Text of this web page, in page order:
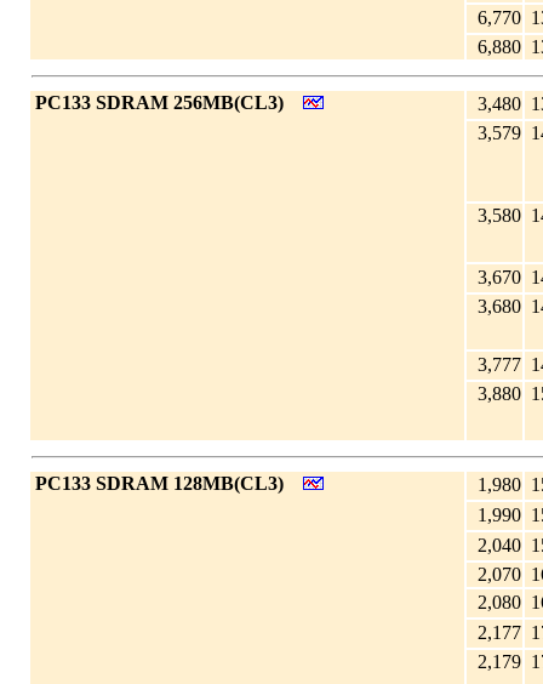
6,770
6,880
PC133 SDRAM 256MB(CL3) 3,480
3,579
3,580
3,670
3,680
3,777
3,880
PC133 SDRAM 128MB(CL3) 1,980
1,990
2,040
2,070
2,080
2,177
2,179